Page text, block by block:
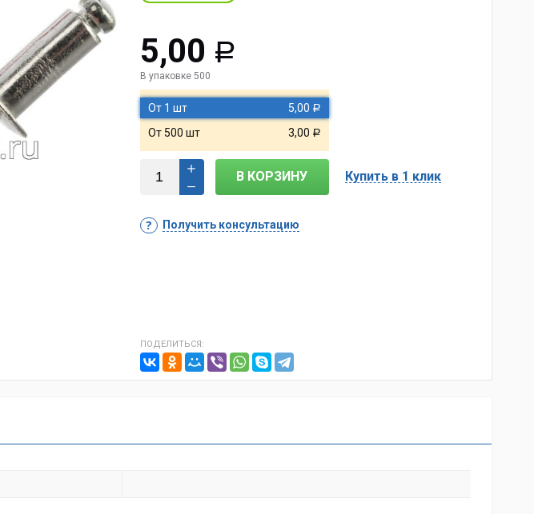
5,00 Р
В упаковке 500
От 1 шт 5,00 Р
От 500 шт 3,00 Р
В КОРЗИНУ Купить в 1 клик
ПОДЕЛИТЬСЯ:
Получить консультацию